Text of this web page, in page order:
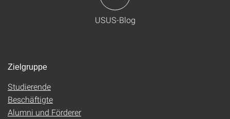
USUS-Blog
Zielgruppe
Studierende
Beschäftigte
Alumni und Förderer